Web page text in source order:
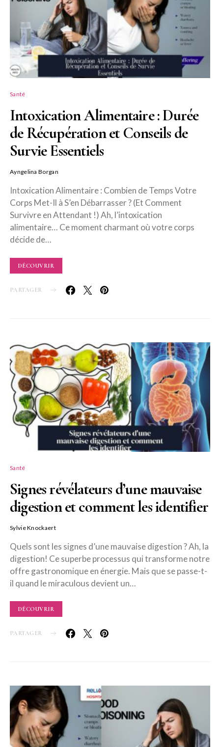
Santé
Intoxication Alimentaire : Durée
de Récupération et Conseils de
Survie Essentiels
Ayngelina Borgan
Intoxication Alimentaire : Combien de Temps Votre
Corps Met-Il à S’en Débarrasser ? (Et Comment
Survivre en Attendant !) Ah, l’intoxication
alimentaire… Ce moment charmant où votre corps
décide de…
DÉCOUVRIR
PARTAGER
Santé
Signes révélateurs d’une mauvaise
digestion et comment les identifier
Sylvie Knockaert
Quels sont les signes d’une mauvaise digestion ? Ah, la
digestion! Ce superbe processus qui transforme notre
offre gastronomique en énergie. Mais que se passe-t-
il quand le miraculous devient un…
DÉCOUVRIR
PARTAGER